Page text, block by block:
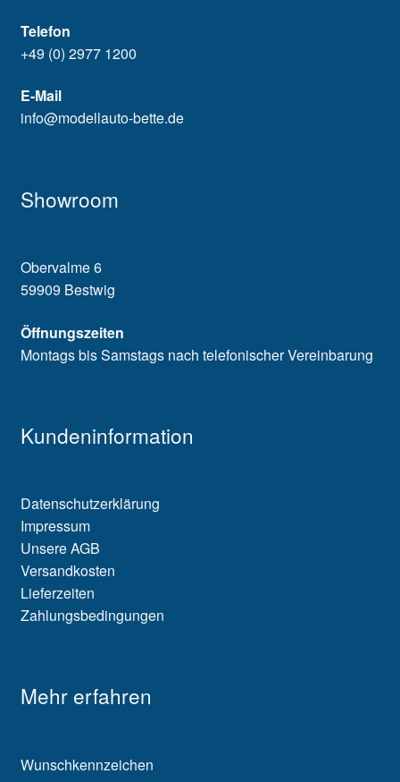
Telefon
+49 (0) 2977 1200
E-Mail
info@modellauto-bette.de
Showroom
Obervalme 6
59909 Bestwig
Öffnungszeiten
Montags bis Samstags nach telefonischer Vereinbarung
Kundeninformation
Datenschutzerklärung
Impressum
Unsere AGB
Versandkosten
Lieferzeiten
Zahlungsbedingungen
Mehr erfahren
Wunschkennzeichen